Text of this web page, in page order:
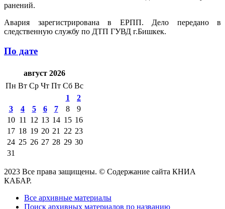
ранений.
Авария зарегистрирована в ЕРПП. Дело передано в
следственную службу по ДТП ГУВД г.Бишкек.
По дате
август 2026
Пн Вт Ср Чт Пт Сб Вс
1
2
3
4 5 6 7 8
9
10 11 12 13 14 15 16
17 18 19 20 21 22 23
24 25 26 27 28 29 30
31
2023 Все права защищены. © Содержание сайта КНИА
КАБАР.
Все архивные материалы
Поиск архивных материалов по названию